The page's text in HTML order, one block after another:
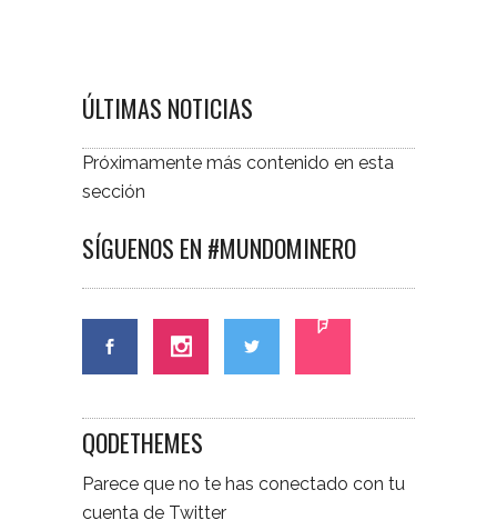
ÚLTIMAS NOTICIAS
Próximamente más contenido en esta
sección
SÍGUENOS EN #MUNDOMINERO
QODETHEMES
Parece que no te has conectado con tu
cuenta de Twitter